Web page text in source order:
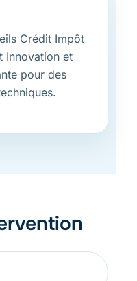
Crédit Impôt
Innovation et
pour des